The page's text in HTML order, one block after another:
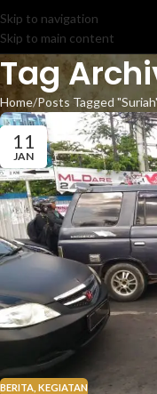
Skip to navigation
Skip to main content
Tag
Home Posts Tagged
11
JAN
BERITA KEGIATAN